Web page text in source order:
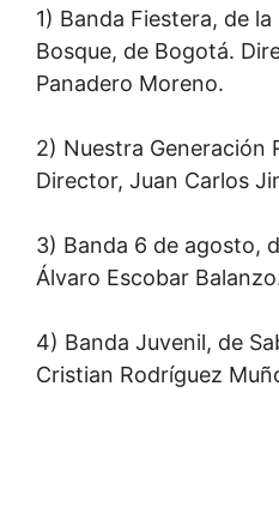
1) Banda Fiestera, de
Bosque, de Bogotá.
Panadero Moreno.
2) Nuestra Generación
Director, Juan Carlos
3) Banda 6 de agosto,
Álvaro Escobar
4) Banda Juvenil, de
Cristian Rodríguez